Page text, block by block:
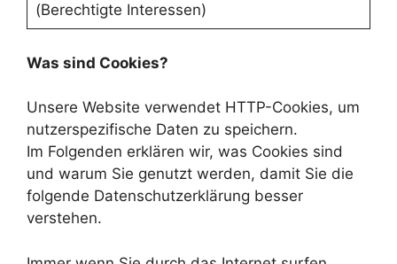
(Berechtigte Interessen)
Was sind Cookies?
Unsere Website verwendet HTTP-Cookies, um
nutzerspezifische Daten zu speichern.
Im Folgenden erklären wir, was Cookies sind
und warum Sie genutzt werden, damit Sie die
folgende Datenschutzerklärung besser
verstehen.